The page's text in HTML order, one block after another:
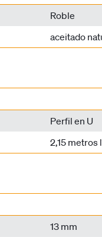
Roble
aceitado
Perfil en U
2,15 metros
13 mm